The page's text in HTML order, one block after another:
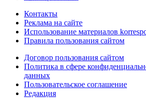
Контакты
Реклама на сайте
Использование материалов
Правила пользования сайтом
Договор пользования сайтом
Политика в сфере
данных
Пользовательское соглашение
Редакция